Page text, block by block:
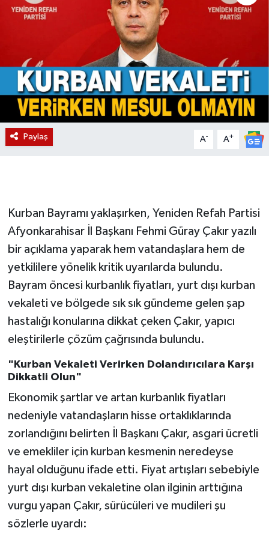
Paylaş A- A+
Kurban Bayramı yaklaşırken, Yeniden Refah Partisi
Afyonkarahisar İl Başkanı Fehmi Güray Çakır yazılı
bir açıklama yaparak hem vatandaşlara hem de
yetkililere yönelik kritik uyarılarda bulundu.
Bayram öncesi kurbanlık fiyatları, yurt dışı kurban
vekaleti ve bölgede sık sık gündeme gelen şap
hastalığı konularına dikkat çeken Çakır, yapıcı
eleştirilerle çözüm çağrısında bulundu.
"Kurban Vekaleti Verirken Dolandırıcılara Karşı
Dikkatli Olun"
Ekonomik şartlar ve artan kurbanlık fiyatları
nedeniyle vatandaşların hisse ortaklıklarında
zorlandığını belirten İl Başkanı Çakır, asgari ücretli
ve emekliler için kurban kesmenin neredeyse
hayal olduğunu ifade etti. Fiyat artışları sebebiyle
yurt dışı kurban vekaletine olan ilginin arttığına
vurgu yapan Çakır, sürücüleri ve mudileri şu
sözlerle uyardı: